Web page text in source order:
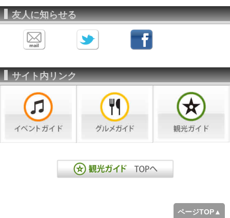
友人に知らせる
サイト内リンク
ページTOP▲